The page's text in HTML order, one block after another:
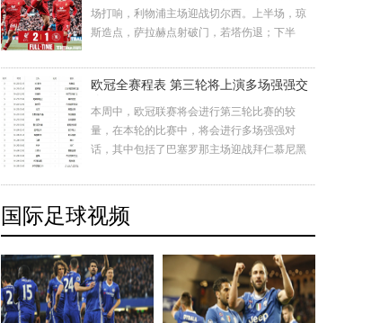
线，差点为客队取
场打响，利物浦主场迎战切尔西。上半场，琼
斯造点，萨拉赫点射破门，若塔伤退；下半
分超出。最终，利物浦主场2-1力克切尔西，继
续领跑积分榜。 第6分钟，阿达拉比奥尤拉倒若
塔，被黄牌警告。 第18分钟，桑切斯斜传，被
加克波封堵。 第2
欧冠全赛程表 第三轮将上演多场强强交
本周中，欧冠联赛将会进行第三轮比赛的较
量，在本轮的比赛中，将会进行多场强强对
话，其中包括了巴塞罗那主场迎战拜仁慕尼黑
赛都是豪门之间的内战，也都是西甲以及德甲
球队之间的对决，因此这两场比赛也是本轮最
受到关注的较量。以下为本轮欧冠比赛对阵赛
国际足球视频